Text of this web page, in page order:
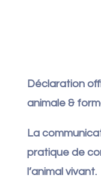
Déclaration
animale &
La
pratique de
l’animal vivant.